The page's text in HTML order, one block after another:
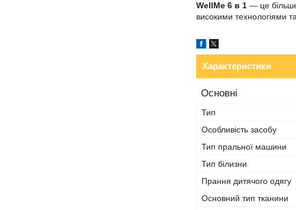
WellMe 6 в 1 — це
високими технологіями
Характеристики
Основні
Тип
Особливість засобу
Тип пральної машини
Тип білизни
Прання дитячого одягу
Основний тип тканини